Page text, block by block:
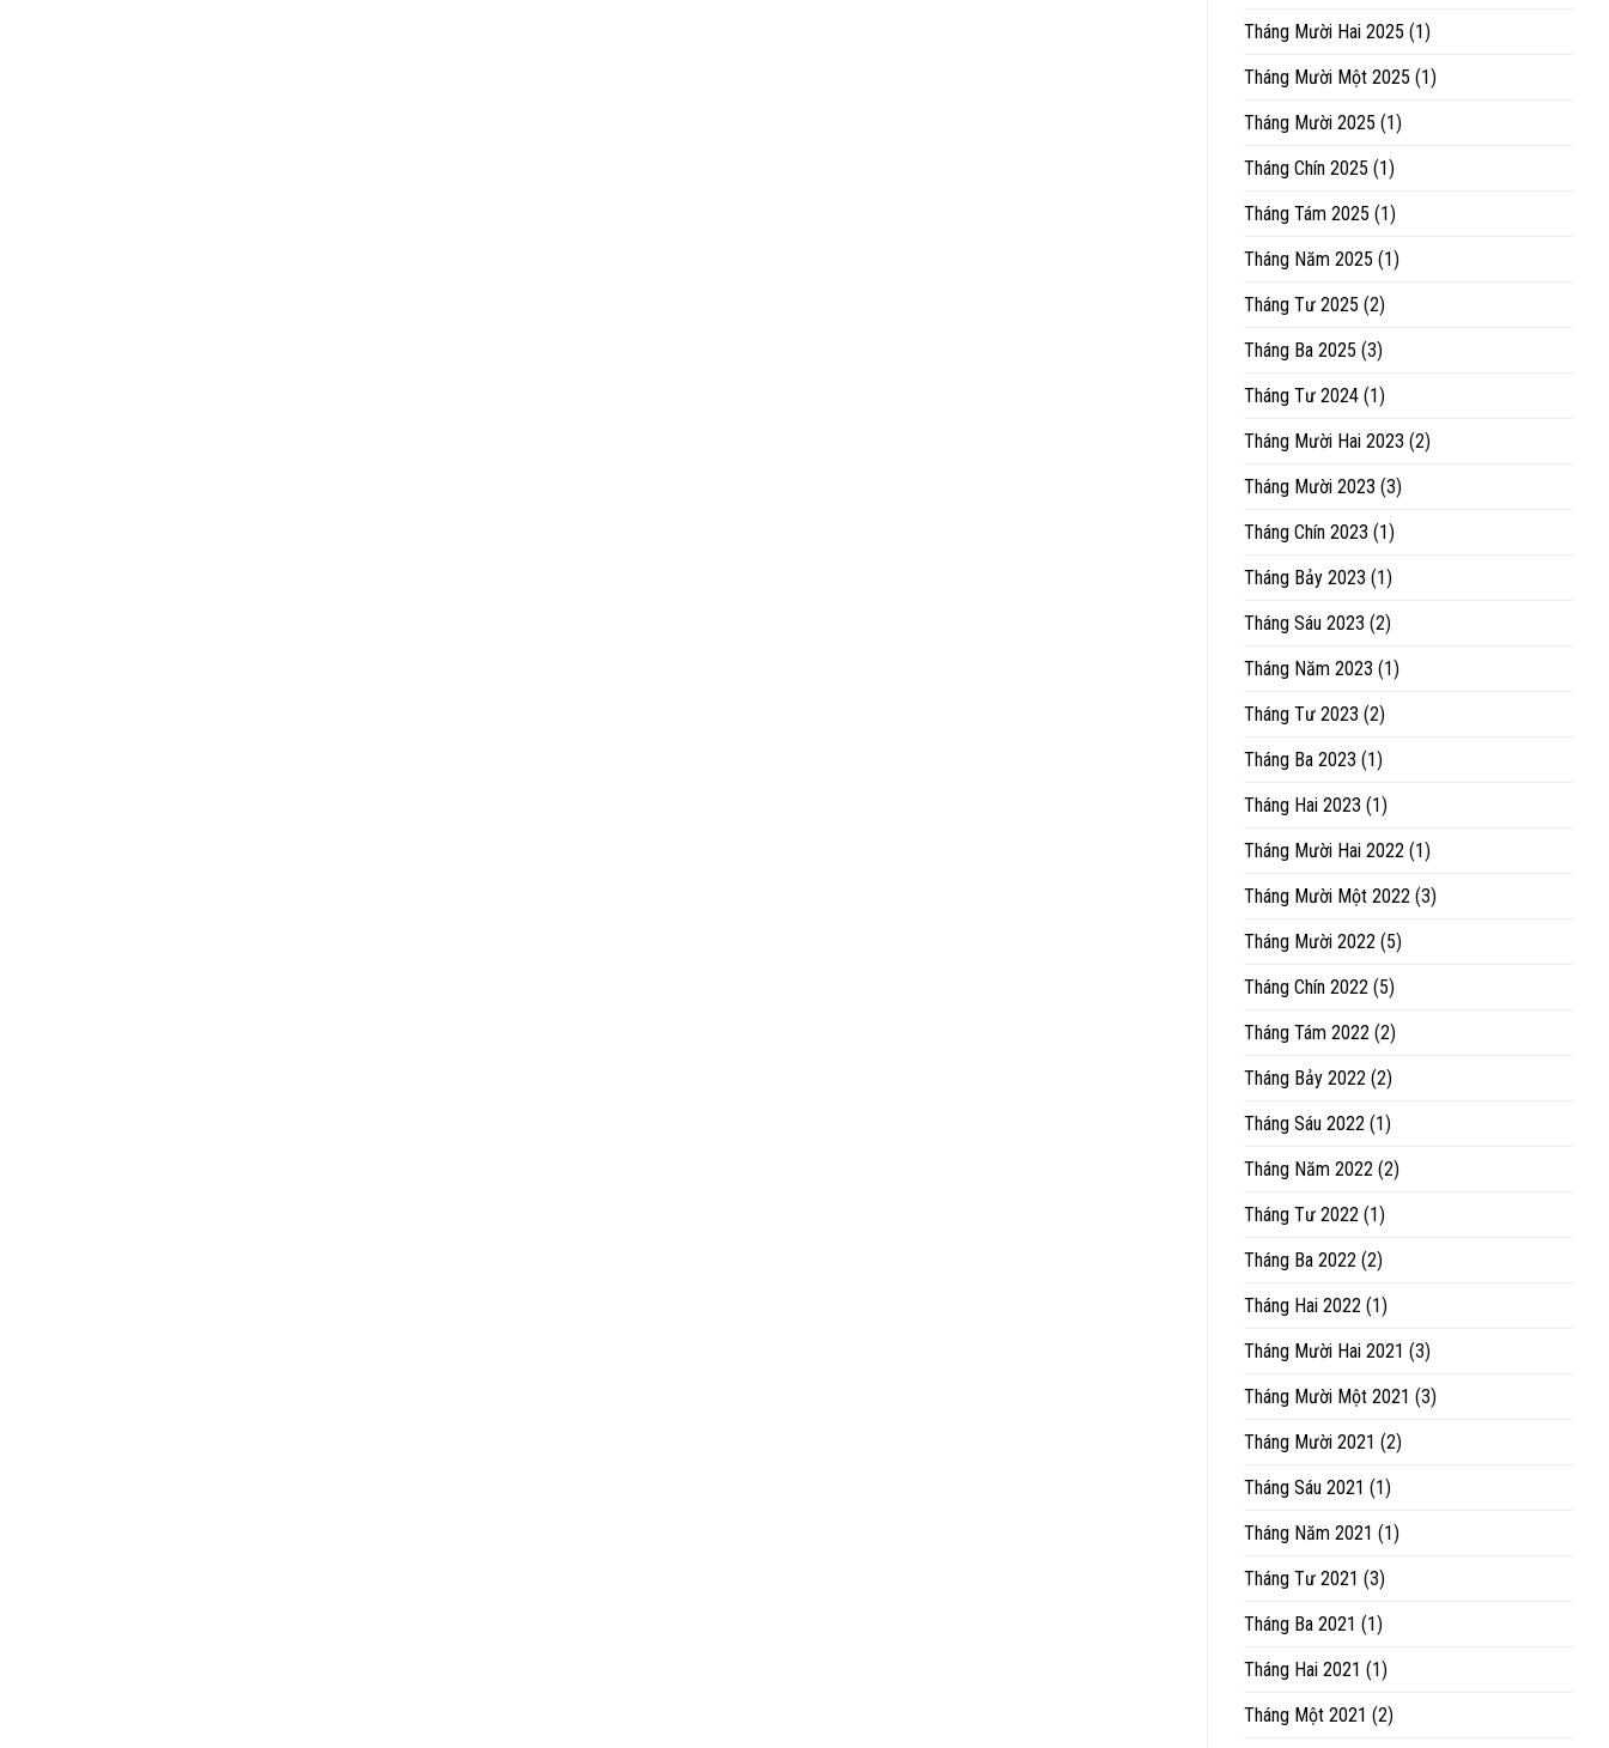
Tháng Mười Hai 2025 (1)
Tháng Mười Một 2025 (1)
Tháng Mười 2025 (1)
Tháng Chín 2025 (1)
Tháng Tám 2025 (1)
Tháng Năm 2025 (1)
Tháng Tư 2025 (2)
Tháng Ba 2025 (3)
Tháng Tư 2024 (1)
Tháng Mười Hai 2023 (2)
Tháng Mười 2023 (3)
Tháng Chín 2023 (1)
Tháng Bảy 2023 (1)
Tháng Sáu 2023 (2)
Tháng Năm 2023 (1)
Tháng Tư 2023 (2)
Tháng Ba 2023 (1)
Tháng Hai 2023 (1)
Tháng Mười Hai 2022 (1)
Tháng Mười Một 2022 (3)
Tháng Mười 2022 (5)
Tháng Chín 2022 (5)
Tháng Tám 2022 (2)
Tháng Bảy 2022 (2)
Tháng Sáu 2022 (1)
Tháng Năm 2022 (2)
Tháng Tư 2022 (1)
Tháng Ba 2022 (2)
Tháng Hai 2022 (1)
Tháng Mười Hai 2021 (3)
Tháng Mười Một 2021 (3)
Tháng Mười 2021 (2)
Tháng Sáu 2021 (1)
Tháng Năm 2021 (1)
Tháng Tư 2021 (3)
Tháng Ba 2021 (1)
Tháng Hai 2021 (1)
Tháng Một 2021 (2)